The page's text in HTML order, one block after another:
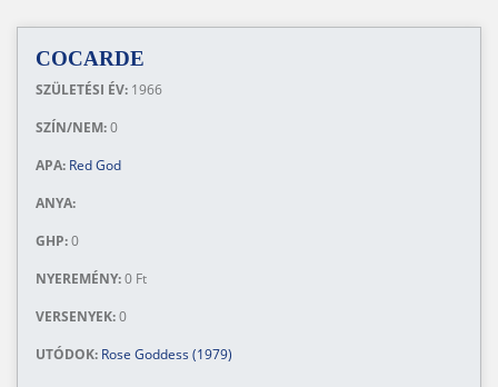
COCARDE
SZÜLETÉSI ÉV: 1966
SZÍN/NEM:0
APA: Red God
ANYA:
GHP:0
NYEREMÉNY:0 Ft
VERSENYEK:0
UTÓDOK: Rose Goddess (1979)